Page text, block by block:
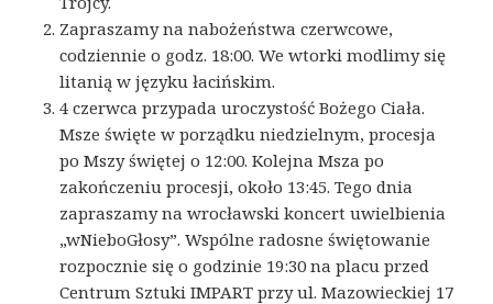
Zapraszamy na nabożeństwa czerwcowe,
codziennie o godz. 18:00. We wtorki modlimy się
litanią w języku łacińskim.
4 czerwca przypada uroczystość Bożego Ciała.
Msze święte w porządku niedzielnym, procesja
po Mszy świętej o 12:00. Kolejna Msza po
zakończeniu procesji, około 13:45. Tego dnia
zapraszamy na wrocławski koncert uwielbienia
„wNieboGłosy”. Wspólne radosne świętowanie
rozpocznie się o godzinie 19:30 na placu przed
Centrum Sztuki IMPART przy ul. Mazowieckiej 17